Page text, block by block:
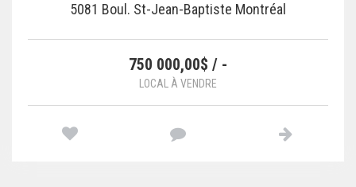
5081 Boul. St-Jean-Baptiste Montréal
750 000,00$ / -
LOCAL À VENDRE